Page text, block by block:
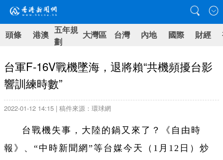
頭條 港澳 五年規
劃
大灣區 台灣 內地 國際 財經
台軍F-16V戰機墜海，退將賴“共機頻擾台影
響訓練時數”
2022-01-12 14:15 | 稿件來源：環球網
台戰機失事，大陸的鍋又來了？《自由時
報》、“中時新聞網”等台媒今天（1月12日）炒